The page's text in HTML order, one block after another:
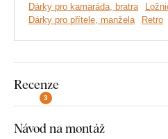
Dřevěný 3 mm tlustý
Montáž, kterou
Instalace dekorace je opravdu
Dárky pro kamaráda, bratra
Dárky pro přítele, manžela
Retro
Recenze
3
Návod na montáž